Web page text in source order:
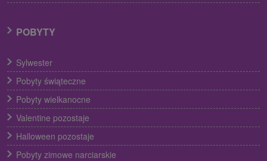
POBYTY
Sylwester
Pobyty świąteczne
Pobyty wielkanocne
Valentine pozostaje
Halloween pozostaje
Pobyty zimowe narciarskie